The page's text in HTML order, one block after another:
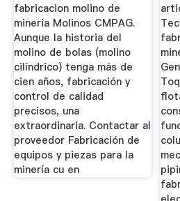
fabricacion molino de
mineria Molinos CMPAG.
Aunque la historia del
molino de bolas (molino
cilíndrico) tenga más de
cien años, fabricación y
control de calidad
precisos, una
extraordinaria. Contactar al
proveedor Fabricación de
equipos y piezas para la
minería cu en